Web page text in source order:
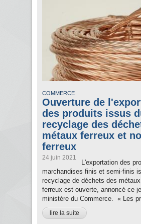
COMMERCE
Ouverture de
des produits issus
recyclage des
métaux ferreux et
ferreux
24 juin 2021
L'exportation des
marchandises finis et semi-finis
recyclage de déchets des
ferreux est ouverte, annoncé ce
ministère du Commerce. « Les
lire la suite